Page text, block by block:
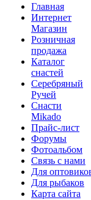
Главная
Интернет
Магазин
Розничная
продажа
Каталог
снастей
Серебряный
Ручей
Снасти
Mikado
Прайс-лист
Форумы
Фотоальбом
Связь с нами
Для
Для рыбаков
Карта сайта